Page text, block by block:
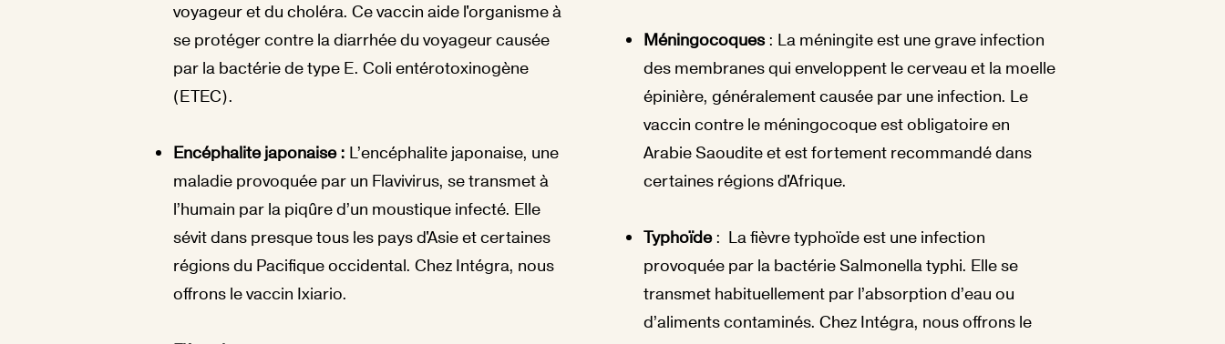
voyageur et du choléra. Ce vaccin aide l'organisme à
se protéger contre la diarrhée du voyageur causée
par la bactérie de type E. Coli entérotoxinogène
(ETEC).
Encéphalite japonaise: L’encéphalite japonaise, une
maladie provoquée par un Flavivirus, se transmet à
l’humain par la piqûre d’un moustique infecté. Elle
sévit dans presque tous les pays d'Asie et certaines
régions du Pacifique occidental. Chez Intégra, nous
offrons le vaccin Ixiario.
Méningocoques: La méningite est une grave infection
des membranes qui enveloppent le cerveau et la moelle
épinière, généralement causée par une infection. Le
vaccin contre le méningocoque est obligatoire en
Arabie Saoudite et est fortement recommandé dans
certaines régions d'Afrique.
Typhoïde: La fièvre typhoïde est une infection
provoquée par la bactérie Salmonella typhi. Elle se
transmet habituellement par l’absorption d’eau ou
d’aliments contaminés. Chez Intégra, nous offrons le